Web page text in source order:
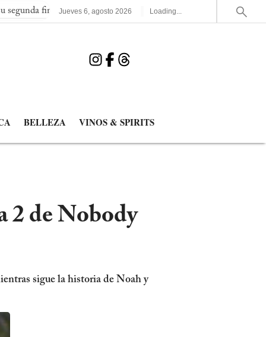
consecutiva del Mundial España elimina a Francia y jugará
Jueves 6,agosto 2026 Loading...
BELLEZA VINOS & SPIRITS
2 de Nobody
sigue la historia de Noah y